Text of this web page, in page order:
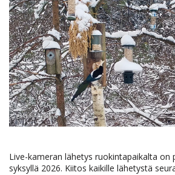
Live-kameran lähetys ruokintapaikalta on
syksyllä 2026. Kiitos kaikille lähetystä